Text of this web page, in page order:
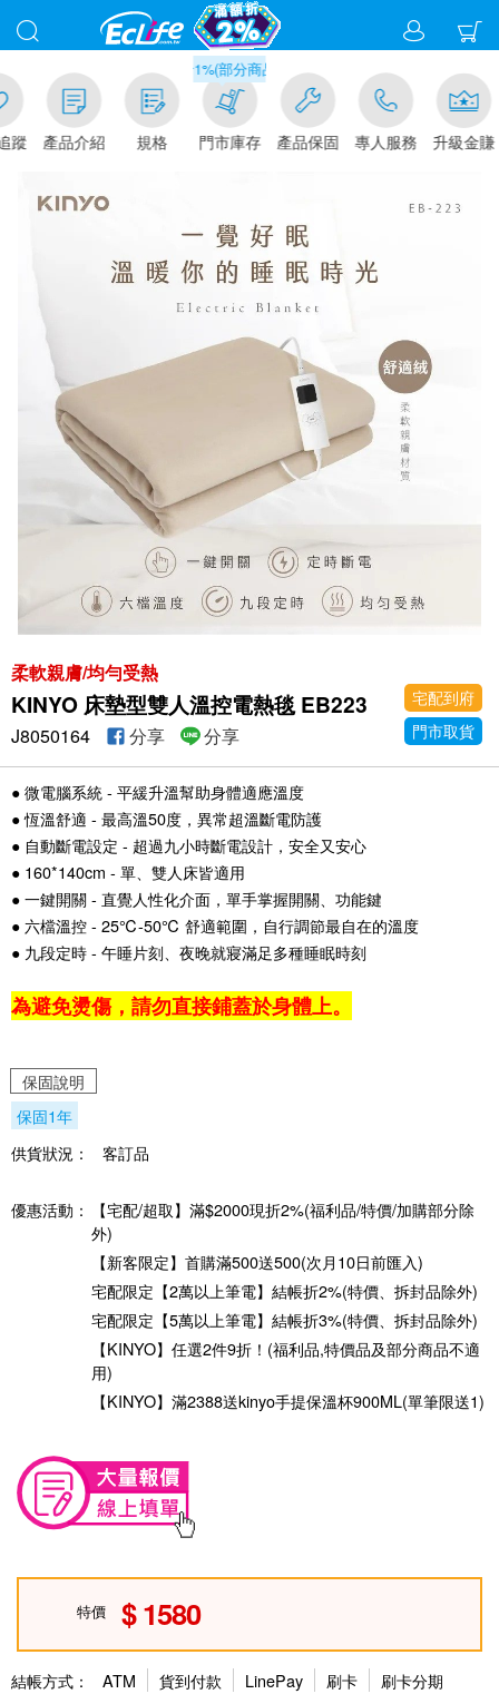
蹤 產品介紹 規格
滿千元門市取貨現折1%(部分商品不適用)-請點我看
門市庫存 產品保固 專人服務 升級金賺
柔軟親膚/均勻受熱
KINYO 床墊型雙人溫控電熱毯 EB223
宅配到府
門市取貨
J8050164 分享 分享
● 微電腦系統 - 平緩升溫幫助身體適應溫度
● 恆溫舒適 - 最高溫50度，異常超溫斷電防護
● 自動斷電設定 - 超過九小時斷電設計，安全又安心
● 160*140cm - 單、雙人床皆適用
● 一鍵開關 - 直覺人性化介面，單手掌握開關、功能鍵
● 六檔溫控 - 25℃-50℃ 舒適範圍，自行調節最自在的溫度
● 九段定時 - 午睡片刻、夜晚就寢滿足多種睡眠時刻
為避免燙傷，請勿直接鋪蓋於身體上。
保固說明
保固1年
供貨狀況：
客訂品
優惠活動：
【宅配/超取】滿$2000現折2%(福利品/特價/加購部分除
外)
【新客限定】首購滿500送500(次月10日前匯入)
宅配限定【2萬以上筆電】結帳折2%(特價、拆封品除外)
宅配限定【5萬以上筆電】結帳折3%(特價、拆封品除外)
【KINYO】任選2件9折！(福利品,特價品及部分商品不適
用)
【KINYO】滿2388送kinyo手提保溫杯900ML(單筆限送1)
特價 1580
結帳方式： ATM 貨到付款 LinePay 刷卡 刷卡分期